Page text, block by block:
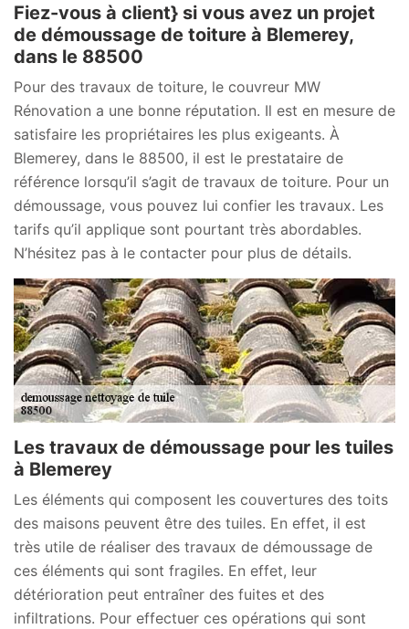
Fiez-vous à client} si vous avez un projet
de démoussage de toiture à Blemerey,
dans le 88500
Pour des travaux de toiture, le couvreur MW
Rénovation a une bonne réputation. Il est en mesure de
satisfaire les propriétaires les plus exigeants. À
Blemerey, dans le 88500, il est le prestataire de
référence lorsqu’il s’agit de travaux de toiture. Pour un
démoussage, vous pouvez lui confier les travaux. Les
tarifs qu’il applique sont pourtant très abordables.
N’hésitez pas à le contacter pour plus de détails.
Les travaux de démoussage pour les tuiles
à Blemerey
Les éléments qui composent les couvertures des toits
des maisons peuvent être des tuiles. En effet, il est
très utile de réaliser des travaux de démoussage de
ces éléments qui sont fragiles. En effet, leur
détérioration peut entraîner des fuites et des
infiltrations. Pour effectuer ces opérations qui sont